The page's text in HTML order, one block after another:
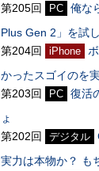
第205回
PC 俺な
Plus Gen 2」を試
第204回
iPhone
かったスゴイのを
第203回
PC 復活
ょ
第202回
デジタル
実力は本物か？ も